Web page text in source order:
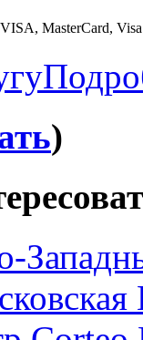
MasterCard,
)